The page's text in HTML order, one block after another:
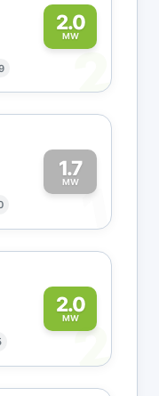
2.0
MW
2
1.7
MW1
2.0
MW2